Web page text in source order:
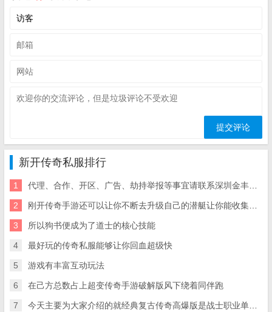
新开传奇私服排行
1 代理、合作、开区、广告、劫持举报等事宜请联系深圳金丰星界科技有限公司？
2 刚开传奇手游还可以让你不断去升级自己的潜艇让你能收集更多稀有的物资
3 所以狗书便成为了道士的核心技能
4 最好玩的传奇私服能够让你回血超级快
5 游戏有丰富互动玩法
6 在己方总数占上超变传奇手游破解版风下绕着同伴跑
7 今天主要为大家介绍的就经典复古传奇高爆版是战士职业单杀诺玛队长这个中级boss的攻略